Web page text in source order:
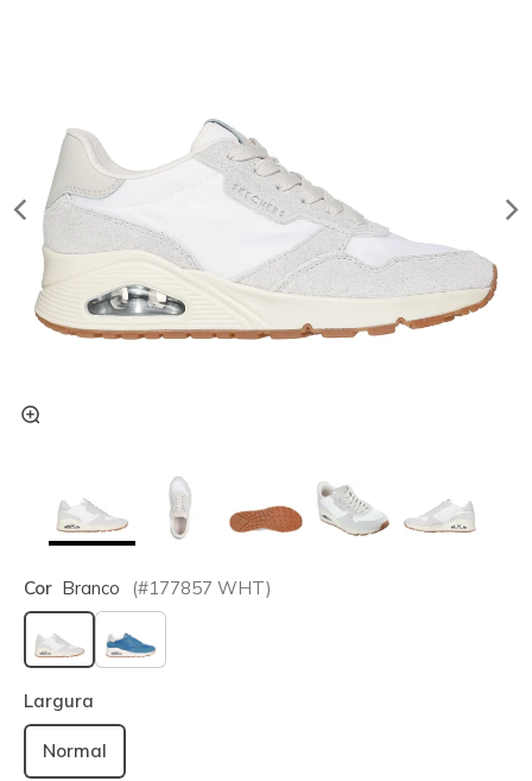
Cor Branco (#177857 WHT)
selecionado
Largura
Normal